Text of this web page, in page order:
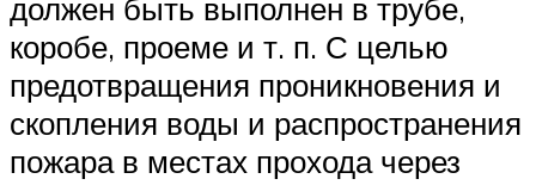
должен быть выполнен в трубе,
коробе, проеме и т. п. С целью
предотвращения проникновения и
скопления воды и распространения
пожара в местах прохода через